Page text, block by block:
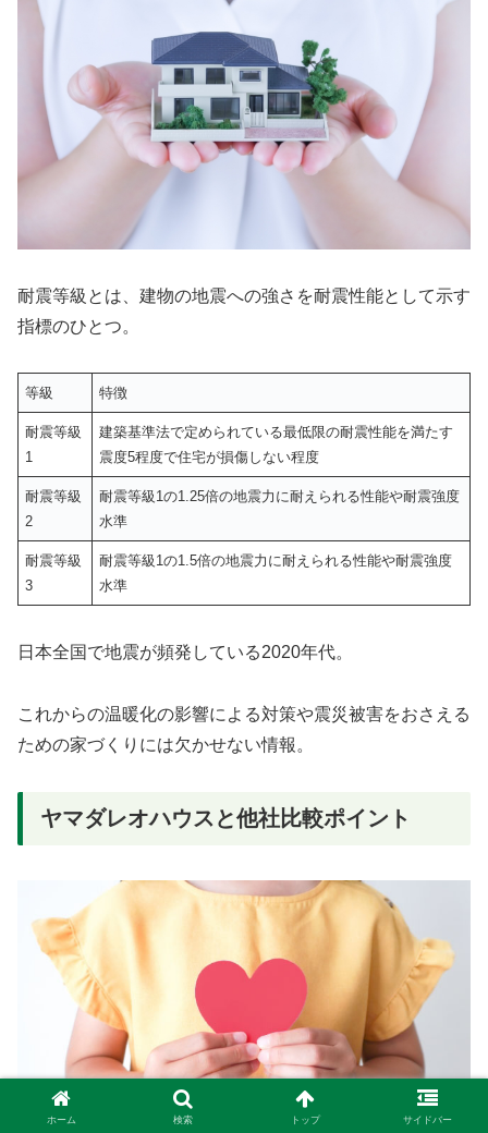
耐震等級とは、建物の地震への強さを耐震性能として示す
指標のひとつ。
等級 特徴
耐震等級
1
建築基準法で定められている最低限の耐震性能を満たす
震度5程度で住宅が損傷しない程度
耐震等級
2
耐震等級1の1.25倍の地震力に耐えられる性能や耐震強度
水準
耐震等級
3
耐震等級1の1.5倍の地震力に耐えられる性能や耐震強度
水準
日本全国で地震が頻発している2020年代。
これからの温暖化の影響による対策や震災被害をおさえる
ための家づくりには欠かせない情報。
ヤマダレオハウスと他社比較ポイント
ホーム 検索 トップ サイドバー